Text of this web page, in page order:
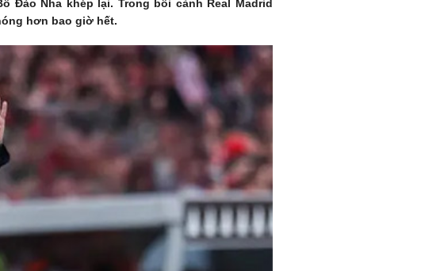
Đào Nha khép lại. Trong bối cảnh Real Madrid
hơn bao giờ hết.